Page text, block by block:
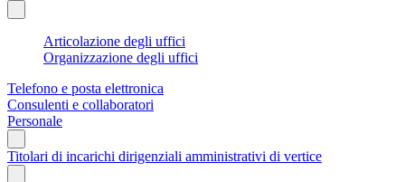
Articolazione degli uffici
Organizzazione degli uffici
Telefono e posta elettronica
Consulenti e collaboratori
Personale
Titolari di incarichi dirigenziali amministrativi di vertice